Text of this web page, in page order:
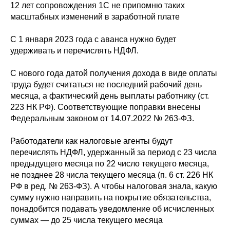
12 лет сопровождения 1С не припомню таких
масштабных изменений в заработной плате
С 1 января 2023 года с аванса нужно будет
удерживать и перечислять НДФЛ.
С нового года датой получения дохода в виде оплаты
труда будет считаться не последний рабочий день
месяца, а фактический день выплаты работнику (ст.
223 НК РФ). Соответствующие поправки внесены
Федеральным законом от 14.07.2022 № 263-ФЗ.
Работодатели как налоговые агенты будут
перечислять НДФЛ, удержанный за период с 23 числа
предыдущего месяца по 22 число текущего месяца,
не позднее 28 числа текущего месяца (п. 6 ст. 226 НК
РФ в ред. № 263-ФЗ). А чтобы налоговая знала, какую
сумму нужно направить на покрытие обязательства,
понадобится подавать уведомление об исчисленных
суммах — до 25 числа текущего месяца